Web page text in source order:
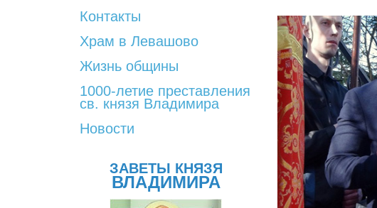
Контакты
Храм в Левашово
Жизнь общины
1000-летие преставления
св. князя Владимира
Новости
ЗАВЕТЫ КНЯЗЯ
ВЛАДИМИРА